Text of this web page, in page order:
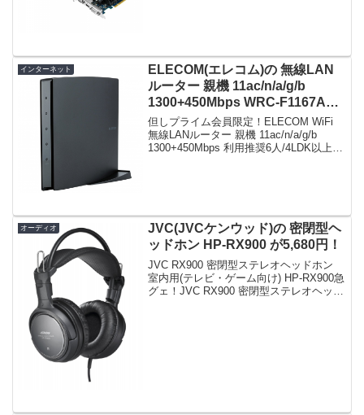
インターネット
ELECOM(エレコム)の 無線LAN
ルーター 親機 11ac/n/a/g/b
1300+450Mbps WRC-F1167ACG
が特選タイムセールで6,780円！
但しプライム会員限定！ELECOM WiFi
無線LANルーター 親機 11ac/n/a/g/b
1300+450Mbps 利用推奨6人/4LDK以上/3
オーディオ
JVC(JVCケンウッド)の 密閉型ヘ
ッドホン HP-RX900 が5,680円！
JVC RX900 密閉型ステレオヘッドホン
室内用(テレビ・ゲーム向け) HP-RX900急
グェ！JVC RX900 密閉型ステレオヘッド